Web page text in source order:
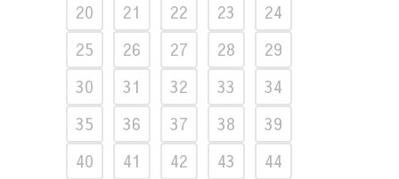
20
21 22 23
24
25
26 27 28
29
30
31 32 33
34
35
36 37 38
39
40
41 42 43
44